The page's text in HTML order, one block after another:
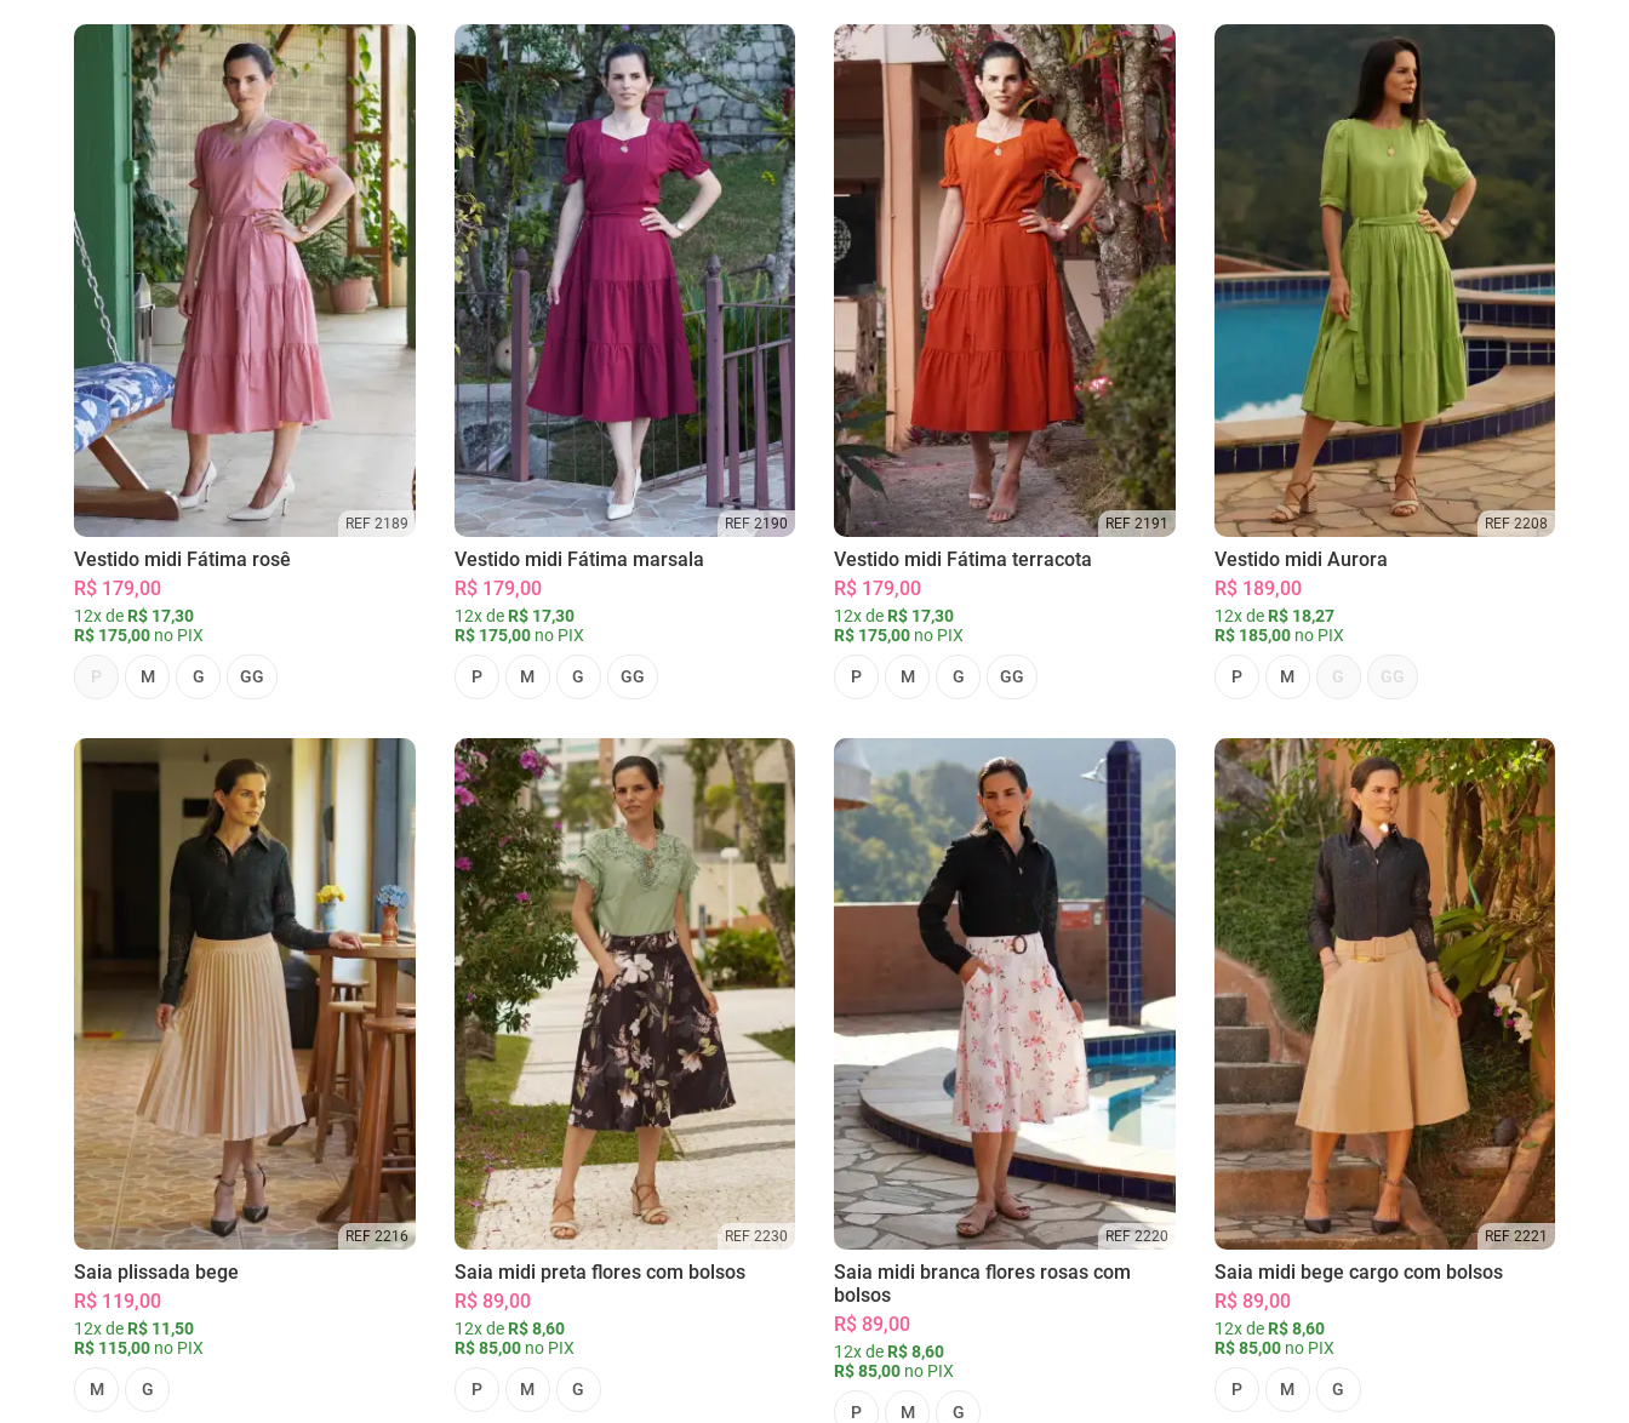
REF 2189
Vestido midi Fátima rosê
R$ 179,00
12x de R$ 17,30
R$ 175,00 no PIX
P M G GG
REF 2190
Vestido midi Fátima marsala
R$ 179,00
12x de R$ 17,30
R$ 175,00no PIX
P M G GG
REF 2191
Vestido midi Fátima terracota
R$ 179,00
12x de R$ 17,30
R$ 175,00 no PIX
P M G GG
REF 2208
Vestido midi Aurora
R$ 189,00
12x de R$ 18,27
R$ 185,00no PIX
P M G GG
REF 2216
Saia plissada bege
R$ 119,00
12x de R$ 11,50
R$ 115,00 no PIX
M G
REF 2230
Saia midi preta flores com bolsos
R$ 89,00
12x de R$ 8,60
R$ 85,00no PIX
P M G
REF 2220
Saia midi branca flores rosas com
bolsos
R$ 89,00
12x de R$ 8,60
R$ 85,00 no PIX
P M G
REF 2221
Saia midi bege cargo com bolsos
R$ 89,00
12x de R$ 8,60
R$ 85,00no PIX
P M G